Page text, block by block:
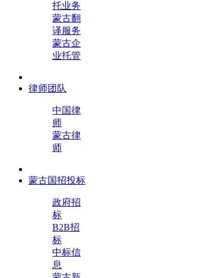
托业务
蒙古翻
译服务
蒙古企
业托管
律师团队
中国律
师
蒙古律
师
蒙古国招投标
政府招
标
B2B招
标
中标信
息